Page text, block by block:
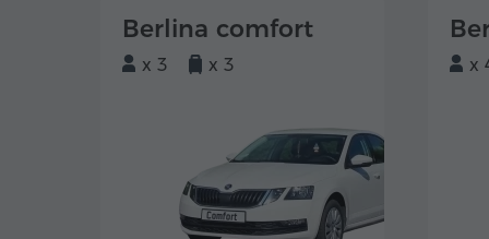
Berlina comfort
x 3 x 3 x